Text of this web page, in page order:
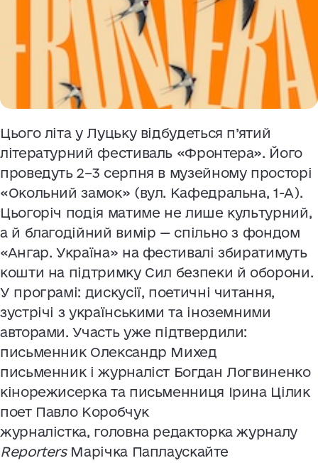
Цього літа у Луцьку відбудеться п’ятий
літературний фестиваль «Фронтера». Його
проведуть 2–3 серпня в музейному просторі
«Окольний замок» (вул. Кафедральна, 1-А).
Цьогоріч подія матиме не лише культурний,
а й благодійний вимір — спільно з фондом
«Ангар. Україна» на фестивалі збиратимуть
кошти на підтримку Сил безпеки й оборони.
У програмі: дискусії, поетичні читання,
зустрічі з українськими та іноземними
авторами. Участь уже підтвердили:
письменник Олександр Михед
письменник і журналіст Богдан Логвиненко
кінорежисерка та письменниця Ірина Цілик
поет Павло Коробчук
журналістка, головна редакторка журналу
ReportersМарічка Паплаускайте